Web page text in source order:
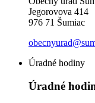
Jegorovova 414
976 71 Šumiac
Úradné hodiny
Úradné